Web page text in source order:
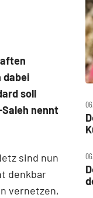
dabei
soll
nennt
sind nun
denkbar
vernetzen,